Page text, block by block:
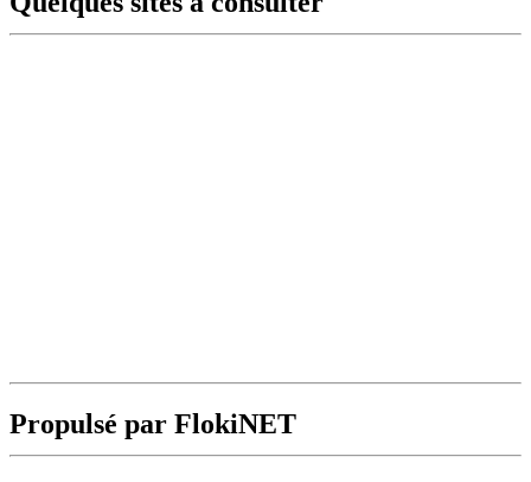
Propulsé par FlokiNET